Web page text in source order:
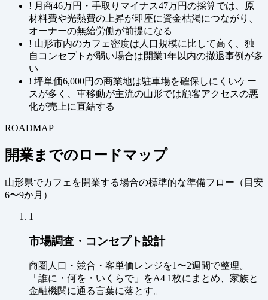
! 月商46万円・手取りマイナス47万円の採算では、原
材料費や光熱費の上昇が即座に資金枯渇につながり、
オーナーの無給労働が前提になる
! 山形市内のカフェ密度は人口規模に比して高く、独
自コンセプトが弱い場合は開業1年以内の撤退事例が多
い
! 坪単価6,000円の商業地は駐車場を確保しにくいケー
スが多く、車移動が主流の山形では顧客アクセスの悪
化が売上に直結する
ROADMAP
開業までのロードマップ
山形県でカフェを開業する場合の標準的な準備フロー（ 目安
6〜9か月 ）
1
市場調査・コンセプト設計
商圏人口・競合・客単価レンジを1〜2週間で整理。
「誰に・何を・いくらで」をA4 1枚にまとめ、家族と
金融機関に通る言葉に落とす。